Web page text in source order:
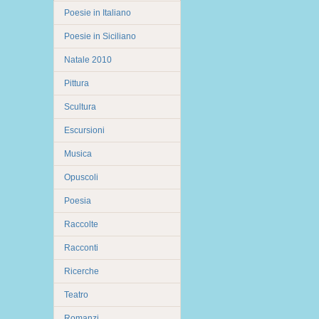
Poesie in Italiano
Poesie in Siciliano
Natale 2010
Pittura
Scultura
Escursioni
Musica
Opuscoli
Poesia
Raccolte
Racconti
Ricerche
Teatro